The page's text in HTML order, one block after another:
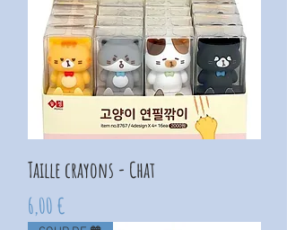
Taille crayons - Chat
Prix
6,00 €